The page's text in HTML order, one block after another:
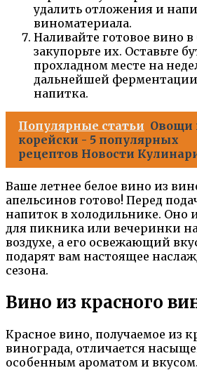
удалить отложения и
виноматериала.
Наливайте готовое вино
закупорьте их. Оставьте
прохладном месте на
дальнейшей
напитка.
Популярные статьи Овощи
корейски - 5 популярных
рецептов Новости
Ваше летнее белое вино из
апельсинов готово! Перед
напиток в холодильнике. Оно
для пикника или вечеринки
воздухе, а его освежающий
подарят вам настоящее
сезона.
Вино из красного
Красное вино, получаемое из
винограда, отличается
особенным ароматом и вкусом.